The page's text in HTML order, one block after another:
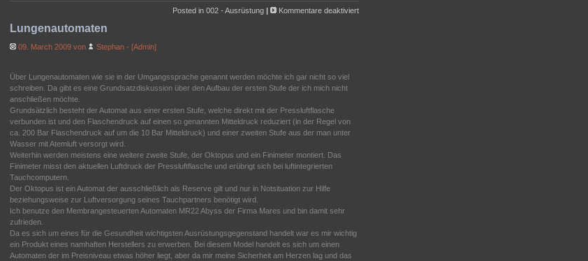
Posted in002 - Ausrüstung | Kommentare deaktiviertfür
Lungenautomaten
09. March 2009 von Stephan - [Admin]
Über Lungenautomaten wie sie in der Umgangssprache genannt werden möchte ich gar nicht so viel
schreiben. Da gibt es eine Grundsatzdiskussion über den Aufbau der ersten Stufe der ich mich nicht
anschließen möchte.
Grundsätzlich besteht der Automat aus einer ersten Stufe, welche direkt mit der Pressluftflasche
verbunden ist und den Flaschendruck auf einen so genannten Mitteldruck reduziert (in der Regel von
ca. 200 Bar Flaschendruck auf um die 10 Bar Mitteldruck) und einer zweiten Stufe aus der man unter
Wasser mit Atemluft versorgt wird.
Weiterhin werden meistens eine weitere zweite Stufe, der Oktopus und ein Finimeter montiert. Das
Finimeter misst den aktuellen Luftdruck der Pressluftflasche und erübrigt sich bei luftintegrierten
Tauchcomputern.
Der Oktopus ist ein Automat der ausschließlich als Reserve gilt und nur in Notsituation zur Hilfe
beziehungsweise zur Luftversorgung seines Tauchpartners benötigt wird.
Ich benutze den Membrangesteuerten Automaten MR22 Abyss der Firma Mares und bin damit sehr
zufrieden.
Da es sich um eines für die Gesundheit wichtigsten Ausrüstungsgegenstand handelt war es mir wichtig
ein Produkt eines namhaften Herstellers zu erwerben. Bei diesem Model handelt es sich um einen
Automaten der im Preisniveau etwas höher liegt, aber da mir meine Sicherheit am Herzen lag und das